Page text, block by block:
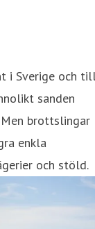
i Sverige och
sanden
brottslingar
enkla
och stöld.